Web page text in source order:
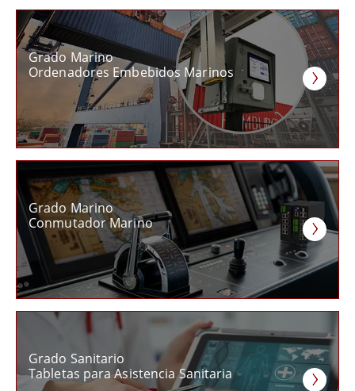
Grado Marino
Ordenadores Embebidos Marinos
Grado Marino
Conmutador Marino
Grado Sanitario
Tabletas para Asistencia Sanitaria